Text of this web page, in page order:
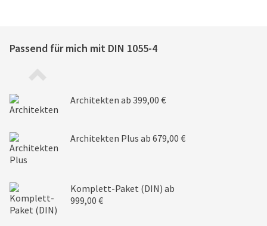
Passend für mich mit DIN 1055-4
Architekten ab 399,00 €
Architekten Plus ab 679,00 €
Komplett-Paket (DIN) ab
999,00 €